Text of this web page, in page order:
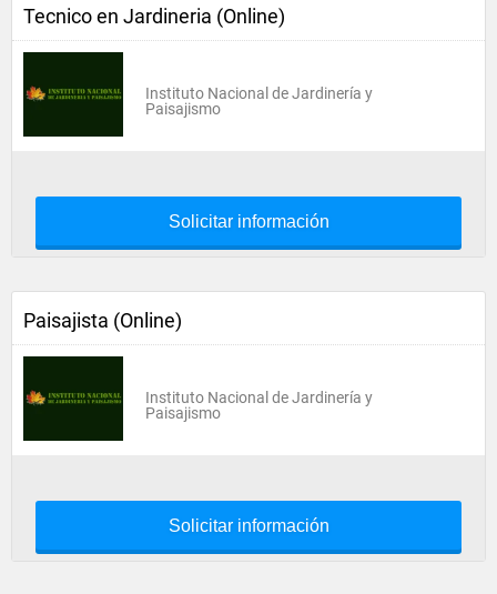
Tecnico en Jardineria (Online)
Instituto Nacional de Jardinería y
Paisajismo
Solicitar información
Paisajista (Online)
Instituto Nacional de Jardinería y
Paisajismo
Solicitar información